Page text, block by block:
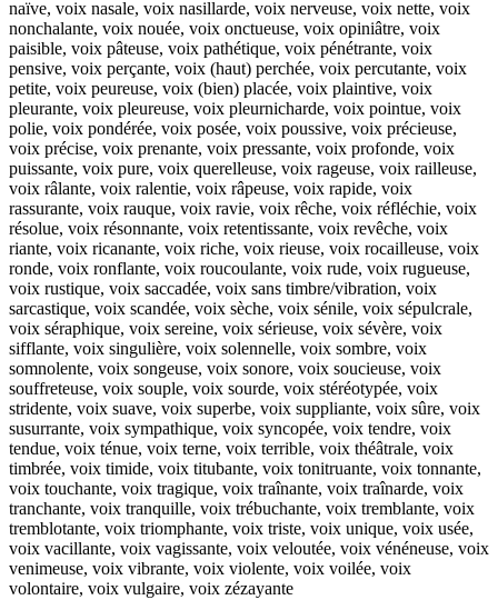
naïve, voix nasale, voix nasillarde, voix nerveuse, voix nette, voix
nonchalante, voix nouée, voix onctueuse, voix opiniâtre, voix
paisible, voix pâteuse, voix pathétique, voix pénétrante, voix
pensive, voix perçante, voix (haut) perchée, voix percutante, voix
petite, voix peureuse, voix (bien) placée, voix plaintive, voix
pleurante, voix pleureuse, voix pleurnicharde, voix pointue, voix
polie, voix pondérée, voix posée, voix poussive, voix précieuse,
voix précise, voix prenante, voix pressante, voix profonde, voix
puissante, voix pure, voix querelleuse, voix rageuse, voix railleuse,
voix râlante, voix ralentie, voix râpeuse, voix rapide, voix
rassurante, voix rauque, voix ravie, voix rêche, voix réfléchie, voix
résolue, voix résonnante, voix retentissante, voix revêche, voix
riante, voix ricanante, voix riche, voix rieuse, voix rocailleuse, voix
ronde, voix ronflante, voix roucoulante, voix rude, voix rugueuse,
voix rustique, voix saccadée, voix sans timbre/vibration, voix
sarcastique, voix scandée, voix sèche, voix sénile, voix sépulcrale,
voix séraphique, voix sereine, voix sérieuse, voix sévère, voix
sifflante, voix singulière, voix solennelle, voix sombre, voix
somnolente, voix songeuse, voix sonore, voix soucieuse, voix
souffreteuse, voix souple, voix sourde, voix stéréotypée, voix
stridente, voix suave, voix superbe, voix suppliante, voix sûre, voix
susurrante, voix sympathique, voix syncopée, voix tendre, voix
tendue, voix ténue, voix terne, voix terrible, voix théâtrale, voix
timbrée, voix timide, voix titubante, voix tonitruante, voix tonnante,
voix touchante, voix tragique, voix traînante, voix traînarde, voix
tranchante, voix tranquille, voix trébuchante, voix tremblante, voix
tremblotante, voix triomphante, voix triste, voix unique, voix usée,
voix vacillante, voix vagissante, voix veloutée, voix vénéneuse, voix
venimeuse, voix vibrante, voix violente, voix voilée, voix
volontaire, voix vulgaire, voix zézayante